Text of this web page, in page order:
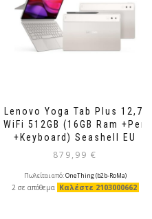
Lenovo Yoga Tab Plus 12,7′
WiFi 512GB (16GB Ram +Pen
+Keyboard) Seashell EU
879,99 €
Πωλείται από:OneThing (b2b-RoMa)
2 σε απόθεμα Καλέστε 2103000662